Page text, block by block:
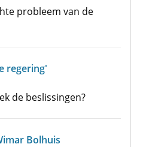
probleem van de
regering'
de beslissingen?
Bolhuis